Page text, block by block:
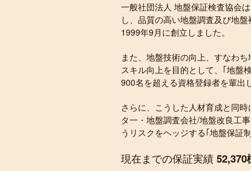
一般社団法人 地盤保証検査協会
し、品質の高い地盤調査及び地盤
1999年9月に創立しました。
また、地盤技術の向上、すなわ
スキル向上を目的として、｢地盤
900名を超える資格登録者を輩出
さらに、こうした人材育成と同
タ一・地盤調査会社/地盤改良工
うリスクをヘッジする｢地盤保証
現在までの保証実績 52,370